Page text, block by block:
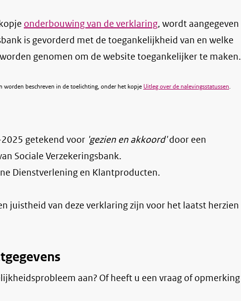
onderbouwing van de verklaring, wordt aangegeven
is gevorderd met de toegankelijkheid van en welke
genomen om de website toegankelijker te maken.
worden beschreven in de toelichting, onder het kopje Uitleg over de nalevingsstatussen.
getekend voor 'gezien en akkoord'door een
Sociale Verzekeringsbank.
Dienstverlening en Klantproducten.
juistheid van deze verklaring zijn voor het laatst herzien
aan? Of heeft u een vraag of opmerking